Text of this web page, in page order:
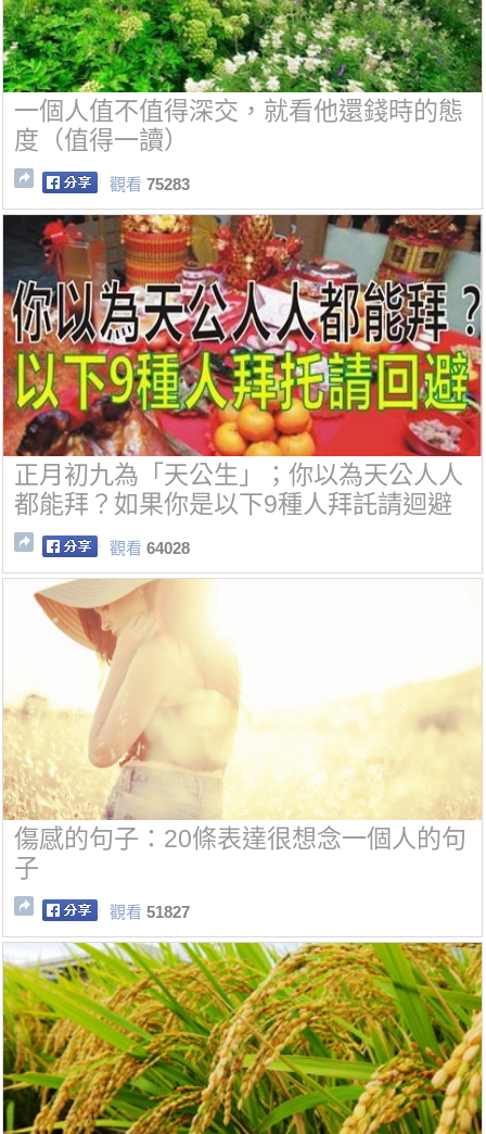
一個人值不值得深交，就看他還錢時的態
度（值得一讀）
觀看 75283
正月初九為「天公生」；你以為天公人人
都能拜？如果你是以下9種人拜託請迴避
觀看 64028
傷感的句子：20條表達很想念一個人的句
子
觀看 51827